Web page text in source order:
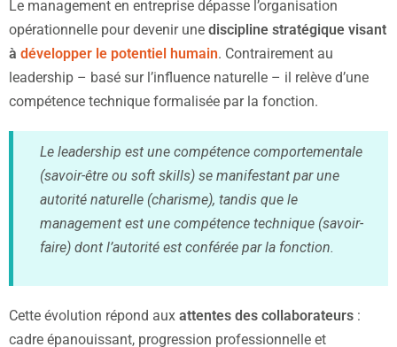
Le management en entreprise dépasse l’organisation
opérationnelle pour devenir une discipline stratégique visant
à développer le potentiel humain. Contrairement au
leadership – basé sur l’influence naturelle – il relève d’une
compétence technique formalisée par la fonction.
Le leadership est une compétence comportementale
(savoir-être ou soft skills) se manifestant par une
autorité naturelle (charisme), tandis que le
management est une compétence technique (savoir-
faire) dont l’autorité est conférée par la fonction.
Cette évolution répond aux attentes des collaborateurs :
cadre épanouissant, progression professionnelle et